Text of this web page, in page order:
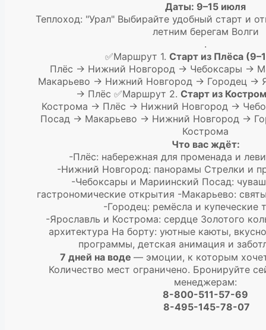
Даты: 9–15 июля
Теплоход: "Урал" Выбирайте удобный старт и
летним берегам Волги
.
✅Маршрут 1. Старт из Плёса
Плёс → Нижний Новгород → Чебоксары →
Макарьево → Нижний Новгород → Городец →
→ Плёс ✅Маршрут 2. Старт из
Кострома → Плёс → Нижний Новгород →
Посад → Макарьево → Нижний Новгород →
Кострома
Что вас ждёт:
-Плёс: набережная для променада и
-Нижний Новгород: панорамы Стрелки и
-Чебоксары и Мариинский Посад:
гастрономические открытия -Макарьево:
-Городец: ремёсла и купеческие
-Ярославль и Кострома: сердце Золотого
архитектура На борту: уютные каюты,
программы, детская анимация и
7 дней на воде — эмоции, к которым
Количество мест ограничено. Бронируйте
менеджерам:
8-800-511-57-69
8-495-145-78-07